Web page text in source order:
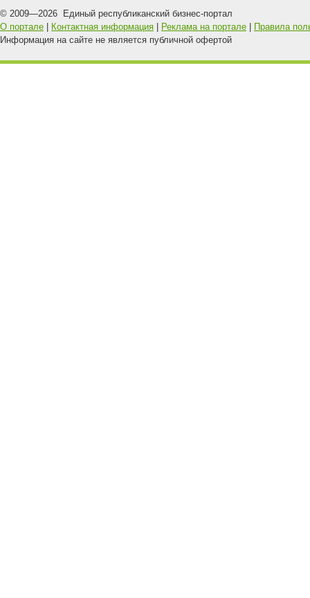
© 2009—2026 Единый республиканский бизнес-портал
О портале
Контактная информация Реклама на портале
Правила
Информация на сайте не является публичной офертой